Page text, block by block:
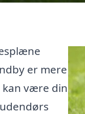
er mere
kan være din